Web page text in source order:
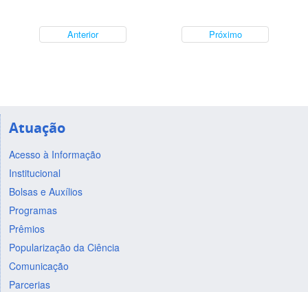
Anterior Próximo
Atuação
Acesso à Informação
Institucional
Bolsas e Auxílios
Programas
Prêmios
Popularização da Ciência
Comunicação
Parcerias